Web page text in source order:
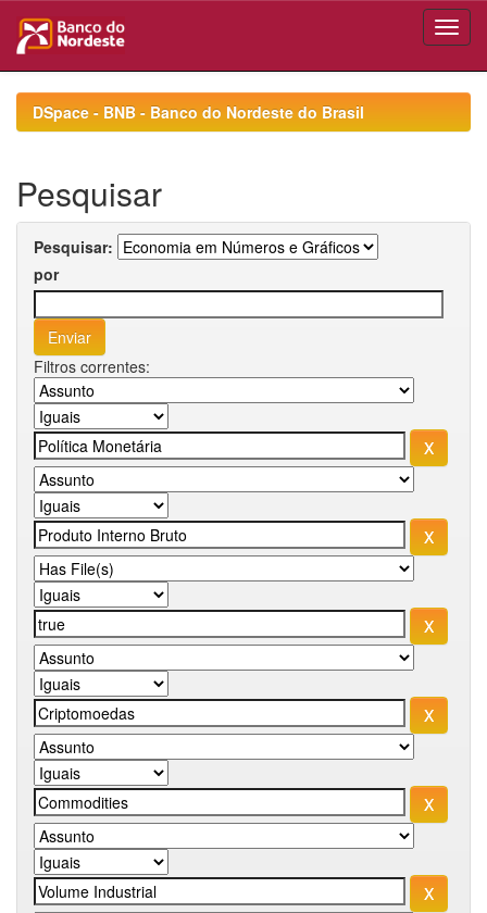
navigationDSpace - BNB - Banco do Nordeste do Brasil
Pesquisar
Pesquisar:
por
Filtros correntes: